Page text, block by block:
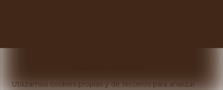
Utilizamos cookies propias y de terceros para analizar